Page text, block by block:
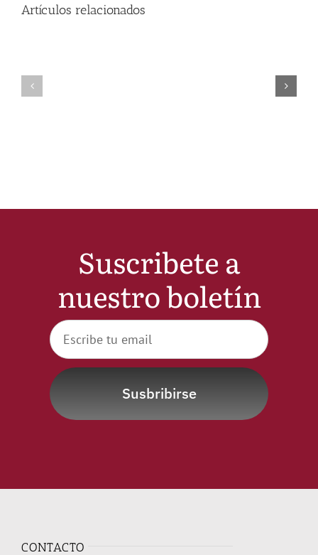
Artículos relacionados
Suscribete a
nuestro boletín
Susbribirse
CONTACTO